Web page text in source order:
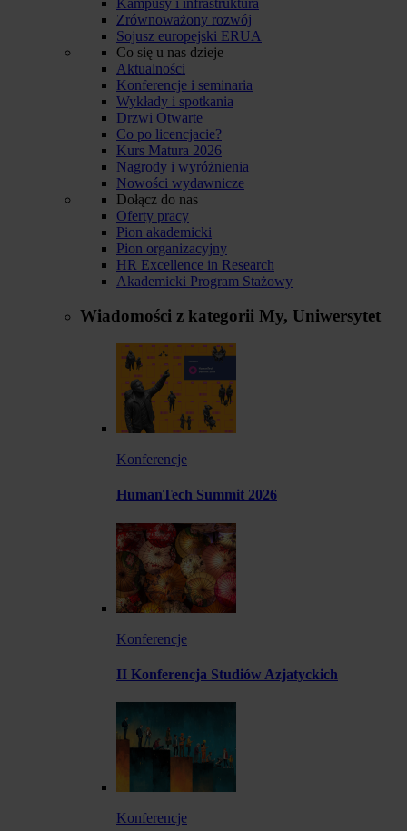
Zrównoważony rozwój
Sojusz europejski ERUA
Co się u nas dzieje
Aktualności
Konferencje i seminaria
Wykłady i spotkania
Drzwi Otwarte
Co po licencjacie?
Kurs Matura 2026
Nagrody i wyróżnienia
Nowości wydawnicze
Dołącz do nas
Oferty pracy
Pion akademicki
Pion organizacyjny
HR Excellence in Research
Akademicki Program Stażowy
Wiadomości z kategorii My, Uniwersytet
Konferencje
HumanTech Summit 2026
Konferencje
II Konferencja Studiów Azjatyckich
Konferencje